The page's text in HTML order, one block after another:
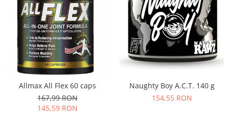
Allmax All Flex 60 caps
167,99 RON
145,59 RON
Naughty Boy A.C.T. 140 g
154,55 RON